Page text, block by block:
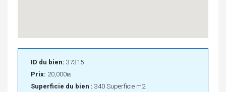
ID du bien: 37315
Prix: 20,000₪
Superficie du bien : 340 Superficie m2